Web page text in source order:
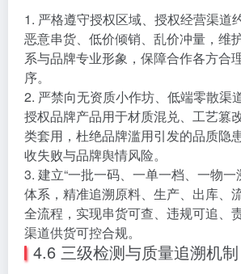
1. 严格遵守授权区域、授权经营渠道
恶意串货、低价倾销、乱价冲量，维
系与品牌专业形象，保障合作各方合
序。
2. 严禁向无资质小作坊、低端零散渠
授权品牌产品用于材质混兑、工艺篡
类套用，杜绝品牌滥用引发的品质隐
收失败与品牌舆情风险。
3. 建立“一批一码、一单一档、一物一
体系，精准追溯原料、生产、出库、
全流程，实现串货可查、违规可追、
渠道供货可控合规。
4.6 三级检测与质量追溯机制